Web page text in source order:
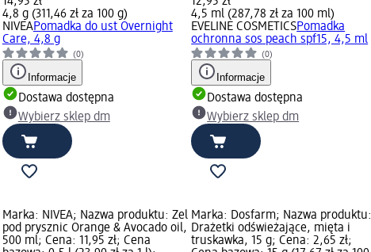
4,8 g (311,46 zł za 100 g)
NIVEAPomadka do ust Overnight
Care, 4,8 g
(0)
Informacje
Dostawa dostępna
Wybierz sklep dm
4,5 ml (287,78 zł za 100 ml)
EVELINE COSMETICSPomadka
ochronna sos peach spf15, 4,5 ml
(0)
Informacje
Dostawa dostępna
Wybierz sklep dm
Marka: NIVEA; Nazwa produktu: Żel
pod prysznic Orange & Avocado oil,
500 ml; Cena: 11,95 zł; Cena
Marka: Dosfarm; Nazwa produktu:
Drażetki odświeżające, mięta i
truskawka, 15 g; Cena: 2,65 zł;